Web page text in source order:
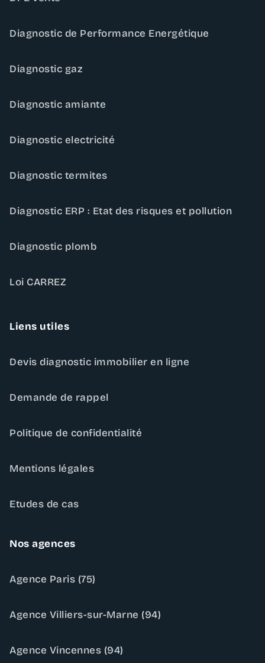
Diagnostic de Performance Energétique
Diagnostic gaz
Diagnostic amiante
Diagnostic electricité
Diagnostic termites
Diagnostic ERP : Etat des risques et pollution
Diagnostic plomb
Loi CARREZ
Liens utiles
Devis diagnostic immobilier en ligne
Demande de rappel
Politique de confidentialité
Mentions légales
Etudes de cas
Nos agences
Agence Paris (75)
Agence Villiers-sur-Marne (94)
Agence Vincennes (94)